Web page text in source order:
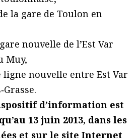
la gare de Toulon en
nouvelle de l’Est Var
Muy,
ligne nouvelle entre Est Var
d’information est
13 juin 2013, dans les
et sur le site Internet